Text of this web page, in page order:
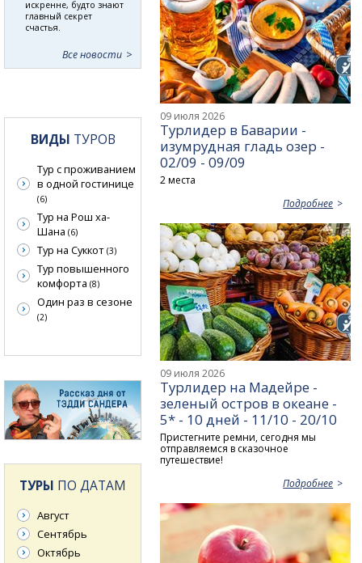
09 июля 2026
Турлидер в Баварии -
изумрудная гладь озер -
02/09 - 09/09
2 места
Подробнее
09 июля 2026
Турлидер на Мадейре -
зеленый остров в океане -
5* - 10 дней - 11/10 - 20/10
Пристегните ремни, сегодня мы
отправляемся в сказочное
путешествие!
Подробнее
искренне, будто знают
главный секрет
счастья.
Все новости
ВИДЫ ТУРОВ
Тур с проживанием
в одной гостинице
(6)
Тур на Рош ха-
Шана (6)
Тур на Суккот (3)
Тур повышенного
комфорта (8)
Один раз в сезоне
(2)
ТУРЫ ПО ДАТАМ
Август
Сентябрь
Октябрь